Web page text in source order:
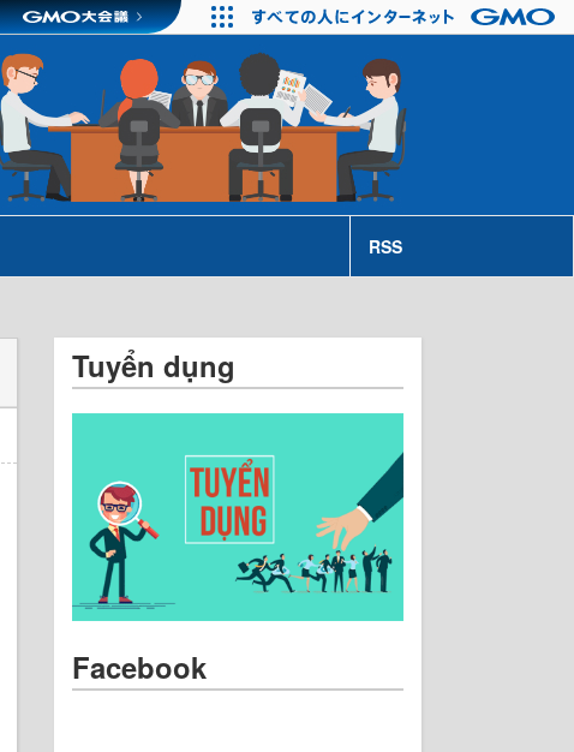
RSS
Tuyển dụng
Facebook